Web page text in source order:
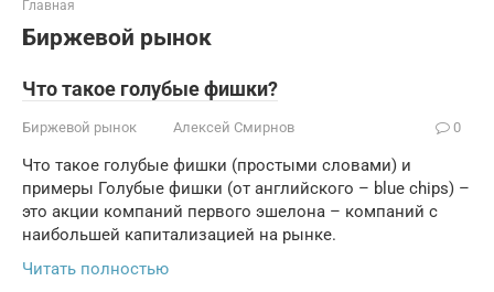
Главная
Биржевой рынок
Что такое голубые фишки?
Биржевой рынок Алексей Смирнов 0
Что такое голубые фишки (простыми словами) и
примеры Голубые фишки (от английского – blue chips) –
это акции компаний первого эшелона – компаний с
наибольшей капитализацией на рынке.
Читать полностью